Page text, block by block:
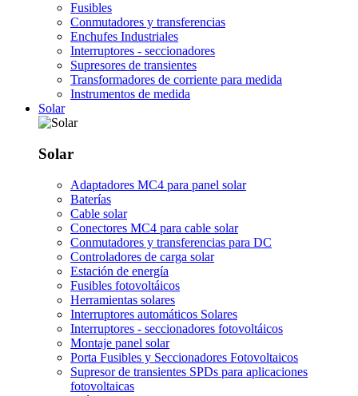
Fusibles
Conmutadores y transferencias
Enchufes Industriales
Interruptores - seccionadores
Supresores de transientes
Transformadores de corriente para medida
Instrumentos de medida
Solar
Solar
Adaptadores MC4 para panel solar
Baterías
Cable solar
Conectores MC4 para cable solar
Conmutadores y transferencias para DC
Controladores de carga solar
Estación de energía
Fusibles fotovoltáicos
Herramientas solares
Interruptores automáticos Solares
Interruptores - seccionadores fotovoltáicos
Montaje panel solar
Porta Fusibles y Seccionadores Fotovoltaicos
Supresor de transientes SPDs para aplicaciones
fotovoltaicas